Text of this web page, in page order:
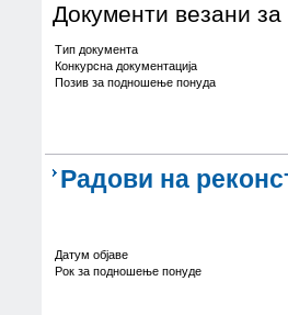
Документи везани за
Тип документа
Конкурсна документација
Позив за подношење понуда
Радови на
Датум објаве
Рок за подношење понуде